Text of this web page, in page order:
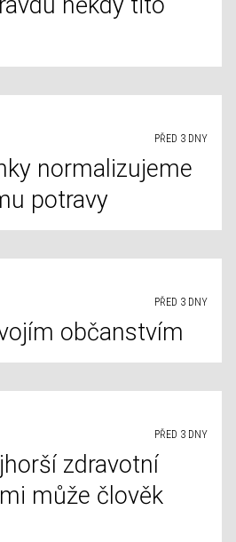
PŘED 3 DNY
normalizujeme
potravy
PŘED 3 DNY
občanstvím
PŘED 3 DNY
zdravotní
může člověk